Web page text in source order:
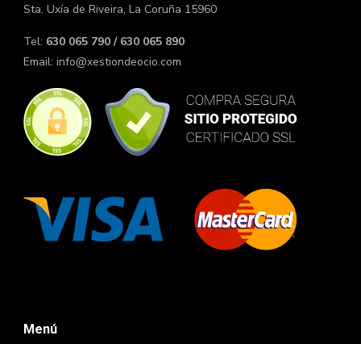
Sta. Uxía de Riveira, La Coruña 15960
Tel: 630 065 790 / 630 065 890
Email: info@xestiondeocio.com
Menú